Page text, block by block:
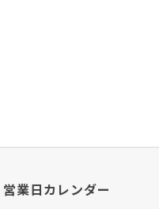
営業日カレンダー